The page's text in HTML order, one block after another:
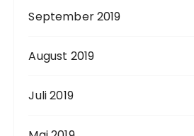
September 2019
August 2019
Juli 2019